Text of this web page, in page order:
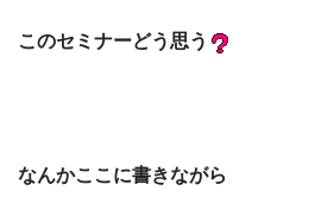
このセミナーどう思う
なんかここに書きながら